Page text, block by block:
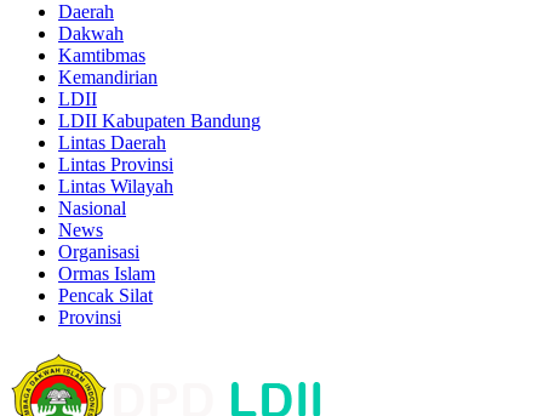
Daerah
Dakwah
Kamtibmas
Kemandirian
LDII
LDII Kabupaten Bandung
Lintas Daerah
Lintas Provinsi
Lintas Wilayah
Nasional
News
Organisasi
Ormas Islam
Pencak Silat
Provinsi